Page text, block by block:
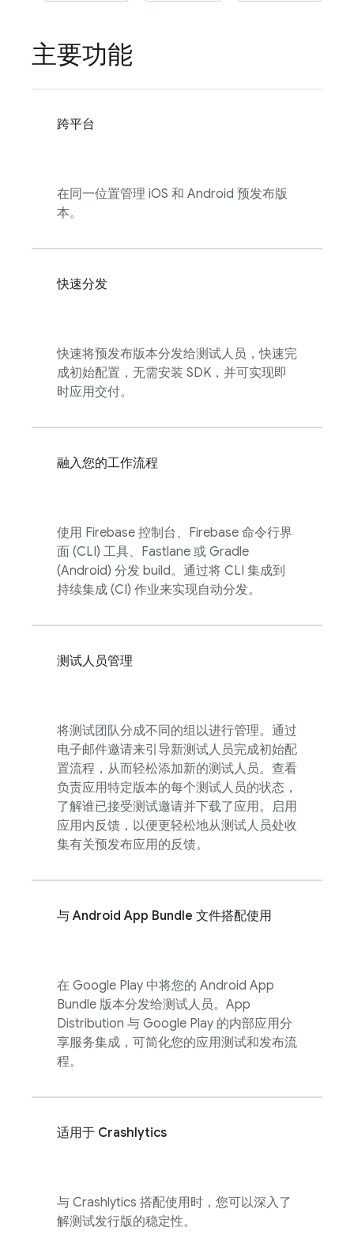
主要功能
跨平台
在同一位置管理 iOS 和 Android 预发布版
本。
快速分发
快速将预发布版本分发给测试人员，快速完
成初始配置，无需安装 SDK，并可实现即
时应用交付。
融入您的工作流程
使用 Firebase 控制台、Firebase 命令行界
面 (CLI) 工具、Fastlane 或 Gradle
(Android) 分发 build。通过将 CLI 集成到
持续集成 (CI) 作业来实现自动分发。
测试人员管理
将测试团队分成不同的组以进行管理。通过
电子邮件邀请来引导新测试人员完成初始配
置流程，从而轻松添加新的测试人员。查看
负责应用特定版本的每个测试人员的状态，
了解谁已接受测试邀请并下载了应用。启用
应用内反馈，以便更轻松地从测试人员处收
集有关预发布应用的反馈。
与 Android App Bundle 文件搭配使用
在 Google Play 中将您的 Android App
Bundle 版本分发给测试人员。 App
Distribution 与 Google Play 的内部应用分
享服务集成，可简化您的应用测试和发布流
程。
适用于 Crashlytics
与 Crashlytics 搭配使用时，您可以深入了
解测试发行版的稳定性。